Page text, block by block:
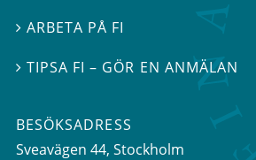
ARBETA PÅ FI
TIPSA FI – GÖR EN ANMÄLAN
BESÖKSADRESS
Sveavägen 44, Stockholm